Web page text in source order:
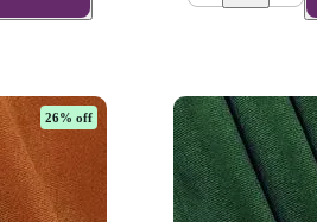
26% off